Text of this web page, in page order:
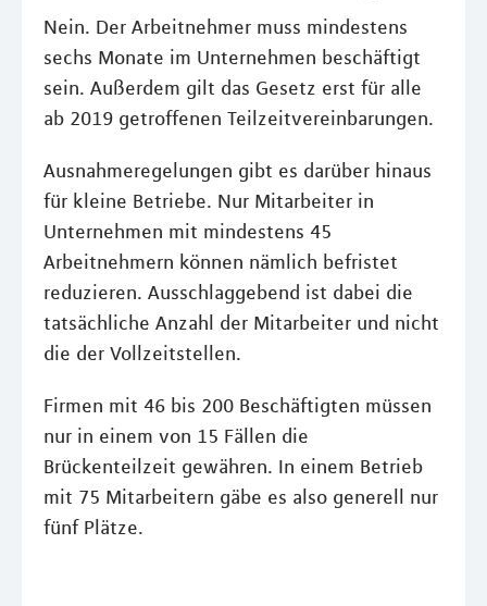
Nein. Der Arbeitnehmer muss mindestens
sechs Monate im Unternehmen beschäftigt
sein. Außerdem gilt das Gesetz erst für alle
ab 2019 getroffenen Teilzeitvereinbarungen.
Ausnahmeregelungen gibt es darüber hinaus
für kleine Betriebe. Nur Mitarbeiter in
Unternehmen mit mindestens 45
Arbeitnehmern können nämlich befristet
reduzieren. Ausschlaggebend ist dabei die
tatsächliche Anzahl der Mitarbeiter und nicht
die der Vollzeitstellen.
Firmen mit 46 bis 200 Beschäftigten müssen
nur in einem von 15 Fällen die
Brückenteilzeit gewähren. In einem Betrieb
mit 75 Mitarbeitern gäbe es also generell nur
fünf Plätze.